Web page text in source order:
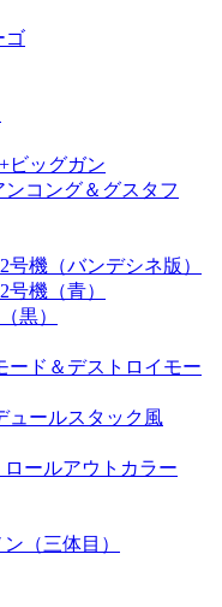
ゴ
ビッグガン
コング＆グスタフ
機（バンデシネ版）
機（青）
黒）
ード＆デストロイモー
ュールスタック風
ールアウトカラー
（三体目）